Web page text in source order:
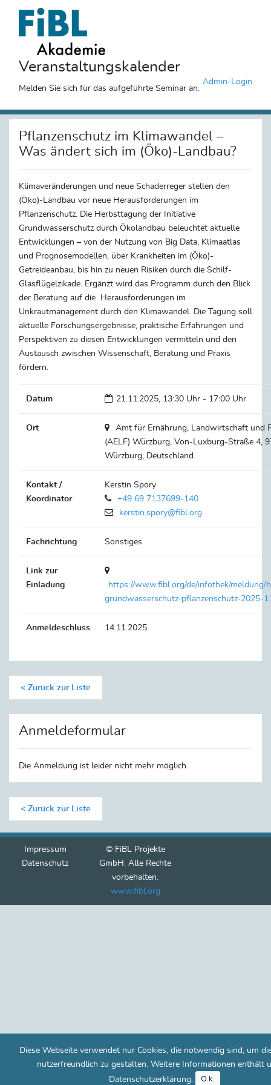
Veranstaltungskalender
Melden Sie sich für das aufgeführte Seminar an.
Admin-Login
Pflanzenschutz im Klimawandel –
Was ändert sich im (Öko)-Landbau?
Klimaveränderungen und neue Schaderreger stellen den
(Öko)-Landbau vor neue Herausforderungen im
Pflanzenschutz. Die Herbsttagung der Initiative
Grundwasserschutz durch Ökolandbau beleuchtet aktuelle
Entwicklungen – von der Nutzung von Big Data, Klimaatlas
und Prognosemodellen, über Krankheiten im (Öko)-
Getreideanbau, bis hin zu neuen Risiken durch die Schilf-
Glasflügelzikade. Ergänzt wird das Programm durch den Blick
der Beratung auf die Herausforderungen im
Unkrautmanagement durch den Klimawandel. Die Tagung soll
aktuelle Forschungsergebnisse, praktische Erfahrungen und
Perspektiven zu diesen Entwicklungen vermitteln und den
Austausch zwischen Wissenschaft, Beratung und Praxis
fördern.
Datum 21.11.2025, 13:30 Uhr - 17:00 Uhr
Ort
Amt für Ernährung, Landwirtschaft und
(AELF) Würzburg, Von-Luxburg-Straße 4,
Würzburg, Deutschland
Kontakt /
Koordinator
Kerstin Spory
+49 69 7137699-140
kerstin.spory@fibl.org
Fachrichtung Sonstiges
Link zur
Einladung
https://www.fibl.org/de/infothek/meldung/
grundwasserschutz-pflanzenschutz-2025-
Anmeldeschluss 14.11.2025
Zurück zur Liste
Anmeldeformular
Die Anmeldung ist leider nicht mehr möglich.
Zurück zur Liste
Impressum
Datenschutz
© FiBL Projekte
GmbH. Alle Rechte
vorbehalten.
www.fibl.org
Diese Webseite verwendet nur Cookies, die notwendig sind, um
nutzerfreundlich zu gestalten. Weitere Informationen enthält
Datenschutzerklärung. O.k.